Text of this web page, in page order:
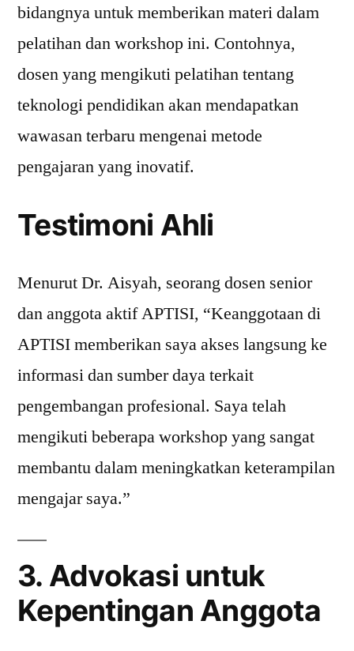
bidangnya untuk memberikan materi dalam
pelatihan dan workshop ini. Contohnya,
dosen yang mengikuti pelatihan tentang
teknologi pendidikan akan mendapatkan
wawasan terbaru mengenai metode
pengajaran yang inovatif.
Testimoni Ahli
Menurut Dr. Aisyah, seorang dosen senior
dan anggota aktif APTISI, “Keanggotaan di
APTISI memberikan saya akses langsung ke
informasi dan sumber daya terkait
pengembangan profesional. Saya telah
mengikuti beberapa workshop yang sangat
membantu dalam meningkatkan keterampilan
mengajar saya.”
3. Advokasi untuk
Kepentingan Anggota